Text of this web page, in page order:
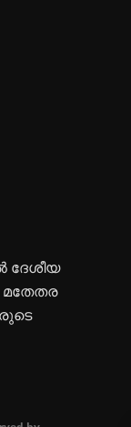
ദേശീയ